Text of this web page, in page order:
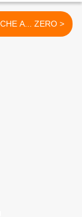
UNE MANCHE A... ZERO >